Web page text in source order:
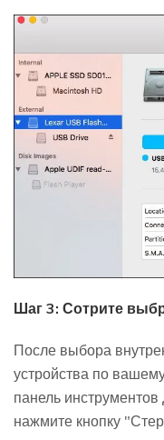
Шаг 3: Сотрите
После выбора
устройства по
панель
нажмите кнопку